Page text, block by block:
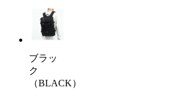
ブラッ
ク
（BLACK）